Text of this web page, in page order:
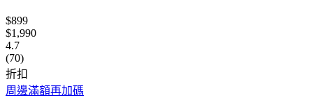
$899
$1,990
4.7
(70)
折扣
周邊滿額再加碼